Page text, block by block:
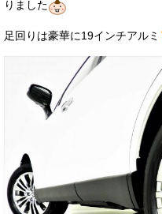
りました
足回りは豪華に19インチアルミ